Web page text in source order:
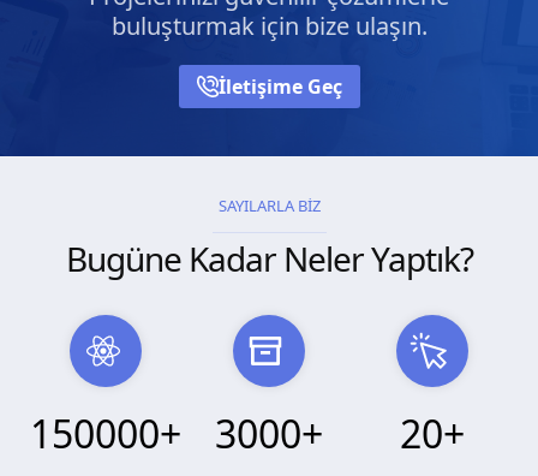
buluşturmak için bize ulaşın.
İletişime Geç
SAYILARLA BİZ
Bugüne Kadar Neler Yaptık?
150000+ 3000+ 20+